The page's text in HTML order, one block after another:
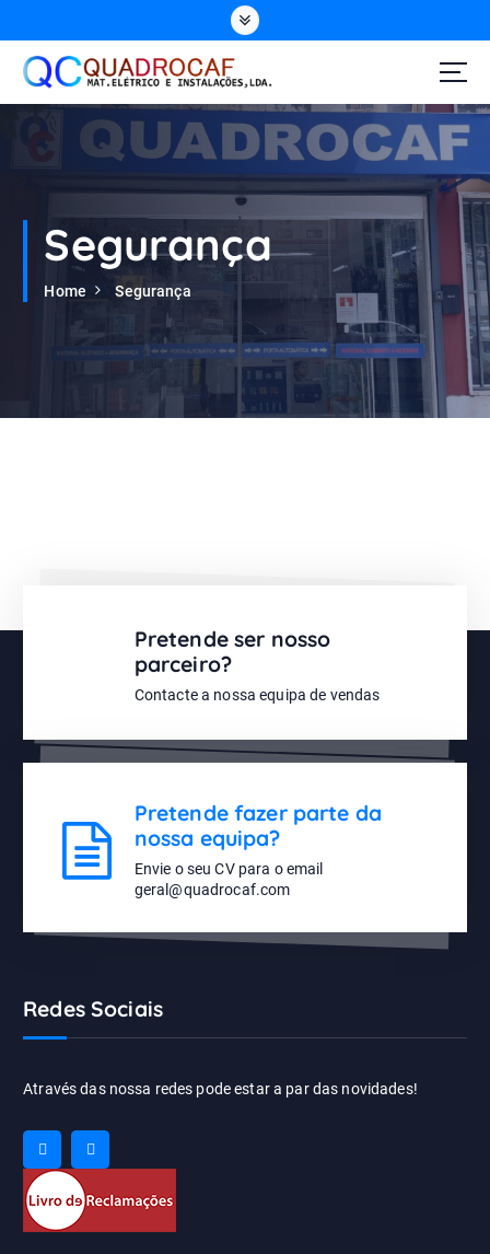
Segurança
Home Segurança
Pretende ser nosso
parceiro?
Contacte a nossa equipa de vendas
Pretende fazer parte da
nossa equipa?
Envie o seu CV para o email
geral@quadrocaf.com
Redes Sociais
Através das nossa redes pode estar a par das novidades!